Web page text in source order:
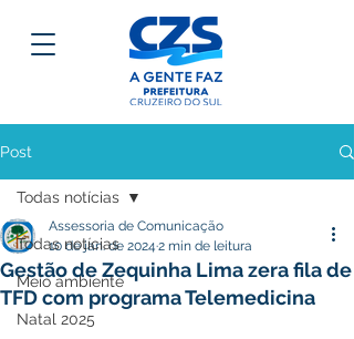
Post
Todas notícias
Meio ambiente
Natal 2025
Todas notícias
Gestão de Zequinha Lima zera fila de
TFD com programa Telemedicina
Assessoria de Comunicação
10 de jan. de 2024 2 min de leitura